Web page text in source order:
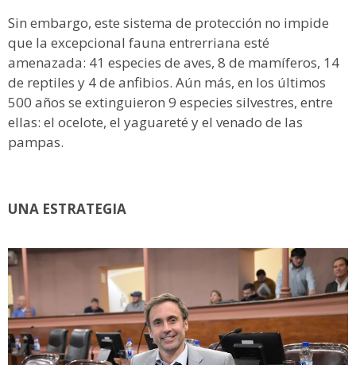
Sin embargo, este sistema de protección no impide
que la excepcional fauna entrerriana esté
amenazada: 41 especies de aves, 8 de mamíferos, 14
de reptiles y 4 de anfibios. Aún más, en los últimos
500 años se extinguieron 9 especies silvestres, entre
ellas: el ocelote, el yaguareté y el venado de las
pampas.
UNA ESTRATEGIA